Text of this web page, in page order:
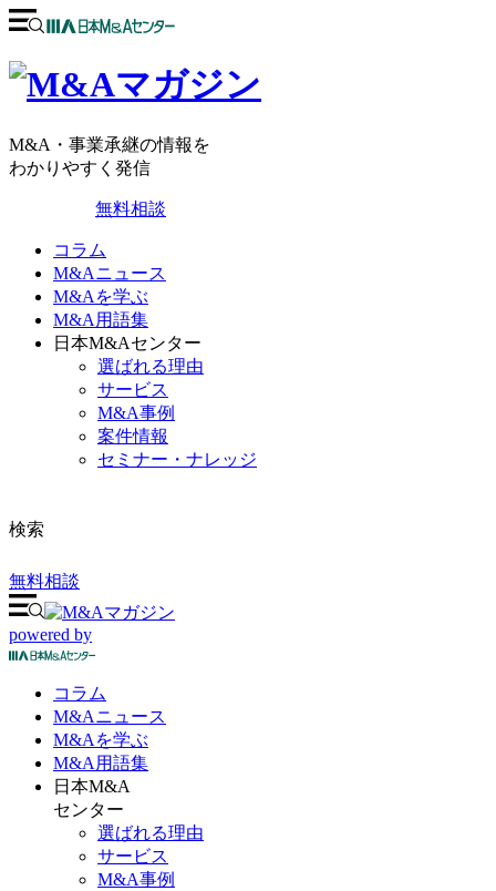
M&A・事業承継の情報を
わかりやすく発信
無料相談
コラム
M&Aニュース
M&Aを学ぶ
M&A用語集
日本M&Aセンター
選ばれる理由
サービス
M&A事例
案件情報
セミナー・ナレッジ
検索
無料相談
powered by
コラム
M&Aニュース
M&Aを学ぶ
M&A 用語集
日本M&A
センター
選ばれる理由
サービス
M&A事例